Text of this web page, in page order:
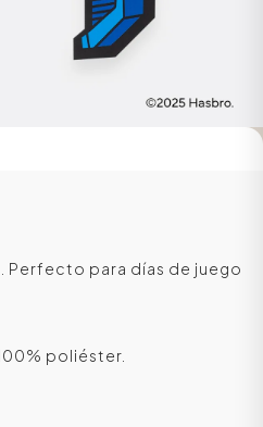
Perfecto para días de juego
poliéster.